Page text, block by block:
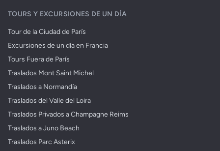
TOURS Y EXCURSIONES DE UN DÍA
Tour de la Ciudad de París
Excursiones de un día en Francia
Tours Fuera de París
Traslados Mont Saint Michel
Traslados a Normandía
Traslados del Valle del Loira
Traslados Privados a Champagne Reims
Traslados a Juno Beach
Traslados Parc Asterix